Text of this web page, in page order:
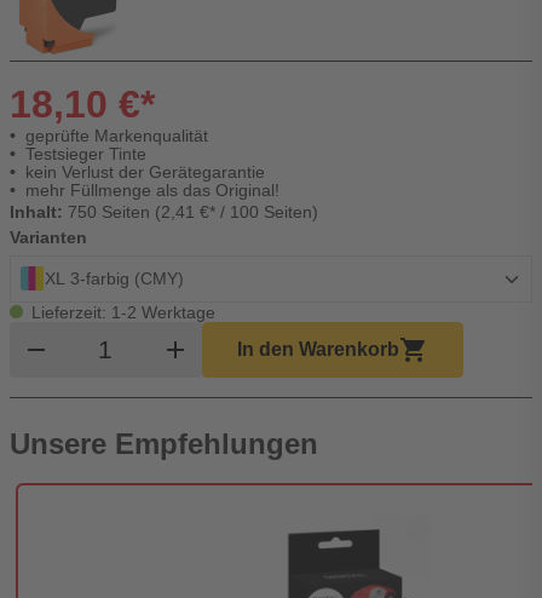
18,10 €*
geprüfte Markenqualität
Testsieger Tinte
kein Verlust der Gerätegarantie
mehr Füllmenge als das Original!
Inhalt: 750 Seiten (2,41 €* / 100 Seiten)
Varianten
XL 3-farbig (CMY)
Lieferzeit: 1-2 Werktage
remove Produkt Warenkorb Menge
add In den Warenkorbshopping_cart
Unsere Empfehlungen